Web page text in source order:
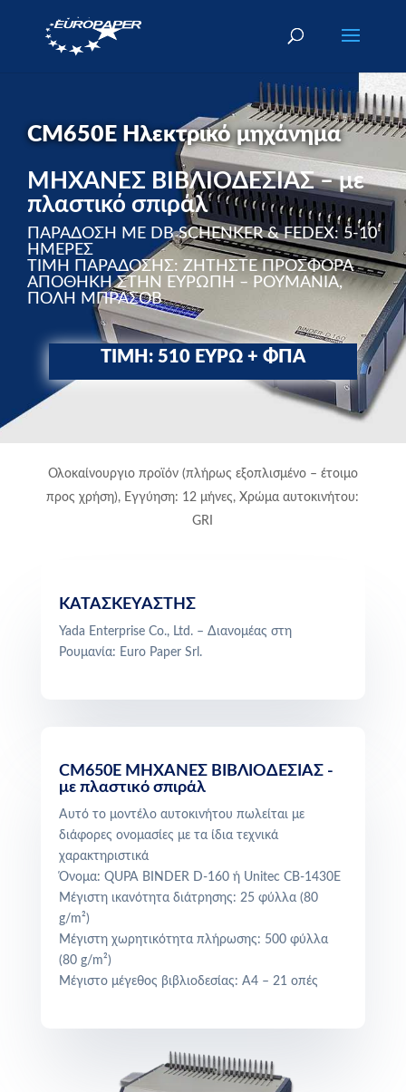
CM650E Ηλεκτρικό μηχάνημα
ΜΗΧΑΝΕΣ ΒΙΒΛΙΟΔΕΣΙΑΣ – με
πλαστικό σπιράλ
ΠΑΡΑΔΟΣΗ ΜΕ DB SCHENKER & FEDEX: 5-10
ΗΜΕΡΕΣ
ΤΙΜΗ ΠΑΡΑΔΟΣΗΣ: ΖΗΤΗΣΤΕ ΠΡΟΣΦΟΡΑ
ΑΠΟΘΗΚΗ ΣΤΗΝ ΕΥΡΩΠΗ – ΡΟΥΜΑΝΙΑ,
ΠΟΛΗ ΜΠΡΑΣΟΒ
ΤΙΜΗ: 510 ΕΥΡΩ + ΦΠΑ
Ολοκαίνουργιο προϊόν (πλήρως εξοπλισμένο – έτοιμο
προς χρήση), Εγγύηση: 12 μήνες, Χρώμα αυτοκινήτου:
GRI
ΚΑΤΑΣΚΕΥΑΣΤΗΣ
Yada Enterprise Co., Ltd. – Διανομέας στη
Ρουμανία: Euro Paper Srl.
CM650E ΜΗΧΑΝΕΣ ΒΙΒΛΙΟΔΕΣΙΑΣ -
με πλαστικό σπιράλ
Αυτό το μοντέλο αυτοκινήτου πωλείται με
διάφορες ονομασίες με τα ίδια τεχνικά
χαρακτηριστικά
Όνομα: QUPA BINDER D-160 ή Unitec CB-1430E
Μέγιστη ικανότητα διάτρησης: 25 φύλλα (80
g/m²)
Μέγιστη χωρητικότητα πλήρωσης: 500 φύλλα
(80 g/m²)
Μέγιστο μέγεθος βιβλιοδεσίας: A4 – 21 οπές